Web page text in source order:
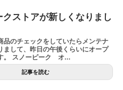
クストアが新しくなりまし
品のチェックをしていたらメンテナ
まして、昨日の午後くらいにオープ
。 スノーピーク オ...
記事を読む